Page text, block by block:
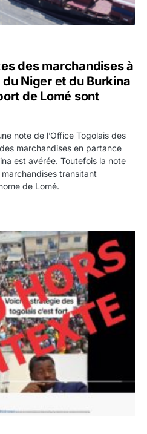
des marchandises à
Niger et du Burkina
de Lomé sont
note de l’Office Togolais des
marchandises en partance
est avérée. Toutefois la note
transitant
de Lomé.